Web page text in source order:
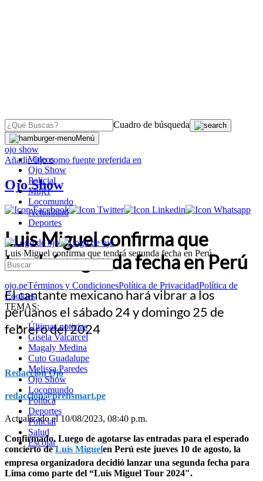
Cuadro de búsqueda
Menú
Videos
Ojo Show
Policial
Mujer
Locomundo
Actualidad
Deportes
Luis Miguel confirma que tendrá segunda fecha en Perú
ojo.peTérminos y CondicionesPolítica de PrivacidadPolítica de
Cookies
TEMAS:
Últimas noticias
Gisela Valcarcel
Magaly Medina
Cuto Guadalupe
Melissa Paredes
Ojo Show
Locomundo
Política
Deportes
Policial
Salud
Escolar
OJO
ojo show
AñadirOjocomo fuente preferida en
Ojo Show
Luis Miguel confirma que
tendrá segunda fecha en Perú
El cantante mexicano hará vibrar a los
peruanos el sábado 24 y domingo 25 de
febrero del 2024
Redacción Ojo
redaccion@prensmart.pe
Actualizado el 10/08/2023, 08:40 p.m.
Confirmado. Luego de agotarse las entradas para el esperado
concierto deLuis Miguelen Perú este jueves 10 de agosto, la
empresa organizadora decidió lanzar una segunda fecha para
Lima como parte del “Luis Miguel Tour 2024″.